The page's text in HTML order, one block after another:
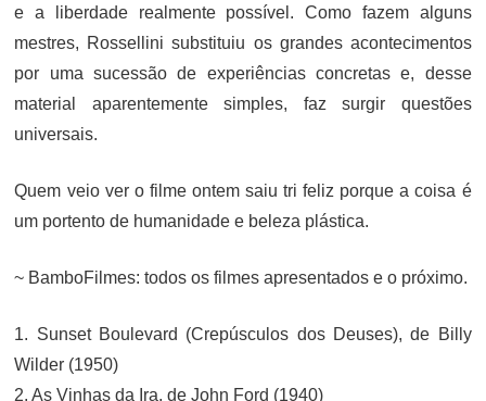
e a liberdade realmente possível. Como fazem alguns
mestres, Rossellini substituiu os grandes acontecimentos
por uma sucessão de experiências concretas e, desse
material aparentemente simples, faz surgir questões
universais.
Quem veio ver o filme ontem saiu tri feliz porque a coisa é
um portento de humanidade e beleza plástica.
~ BamboFilmes: todos os filmes apresentados e o próximo.
1. Sunset Boulevard (Crepúsculos dos Deuses), de Billy
Wilder (1950)
2. As Vinhas da Ira, de John Ford (1940)